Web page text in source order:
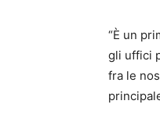
“È un
gli uffici
fra le